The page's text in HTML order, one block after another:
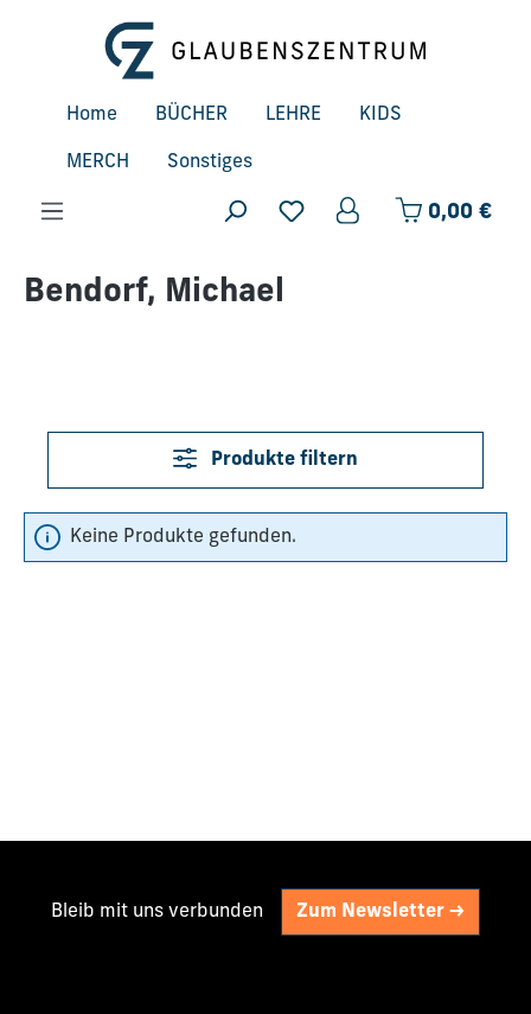
Zum Hauptinhalt springen
Home BÜCHER LEHRE KIDS
MERCH Sonstiges
0,00 €
Bendorf, Michael
Produkte filtern
Keine Produkte gefunden.
Bleib mit uns verbunden Zum Newsletter ->